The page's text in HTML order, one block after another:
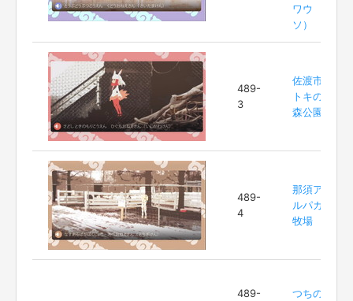
ワウ
ソ）
489-
3
佐渡市
トキの
森公園
489-
4
那須ア
ルパカ
牧場
489-
つちの